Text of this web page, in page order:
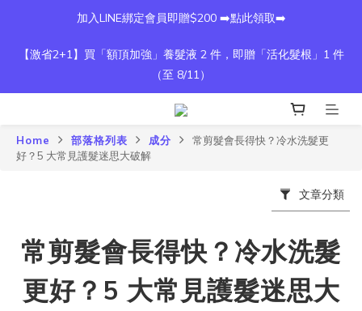
加入LINE綁定會員即贈$200 ➡️點此領取➡️
【激省2+1】買「額頂加強」養髮液 2 件，即贈「活化髮根」1 件
（至 8/11）
Home 部落格列表 成分
常剪髮會長得快？冷水洗髮更
好？5 大常見護髮迷思大破解
文章分類
常剪髮會長得快？冷水洗髮
更好？5 大常見護髮迷思大